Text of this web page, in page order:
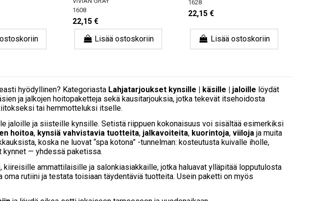
1608
22,15 €
Lisää ostoskoriin
1628
22,15 €
Lisää ostoskoriin
hyödyllinen? Kategoriasta Lahjatarjoukset kynsille | käsille | jaloille löydät
ja jalkojen hoitopaketteja sekä kausitarjouksia, jotka tekevät itsehoidosta
tai hemmotteluksi itselle.
jaloille ja siisteille kynsille. Setistä riippuen kokonaisuus voi sisältää esimerkiksi
hoitoa, kynsiä vahvistavia tuotteita, jalkavoiteita, kuorintoja, viiloja ja muita
koska ne luovat “spa kotona” -tunnelman: kosteutusta kuivalle iholle,
kynnet — yhdessä paketissa.
kiireisille ammattilaisille ja salonkiasiakkaille, jotka haluavat ylläpitää lopputulosta
rutiini ja testata toisiaan täydentäviä tuotteita. Usein paketti on myös